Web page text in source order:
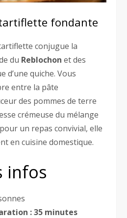
fondante
conjugue la
du Reblochon et des
d’une quiche. Vous
entre la pâte
des pommes de terre
crémeuse du mélange
un repas convivial, elle
en cuisine domestique.
infos
: 35 minutes